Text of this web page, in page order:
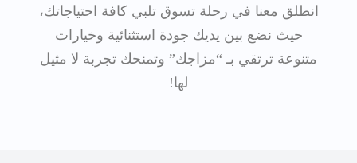
حيث نضع بين يديك جودة استثنائية وخيارات
متنوعة ترتقي بـ “مزاجك” وتمنحك تجربة لا مثيل
لها!